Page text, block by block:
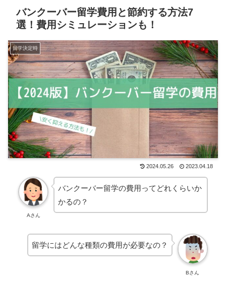
バンクーバー留学費用と節約する方法7
選！費用シミュレーションも！
留学決定時
2024.05.26 2023.04.18
Aさん
バンクーバー留学の費用ってどれくらいか
かるの？
Bさん
留学にはどんな種類の費用が必要なの？